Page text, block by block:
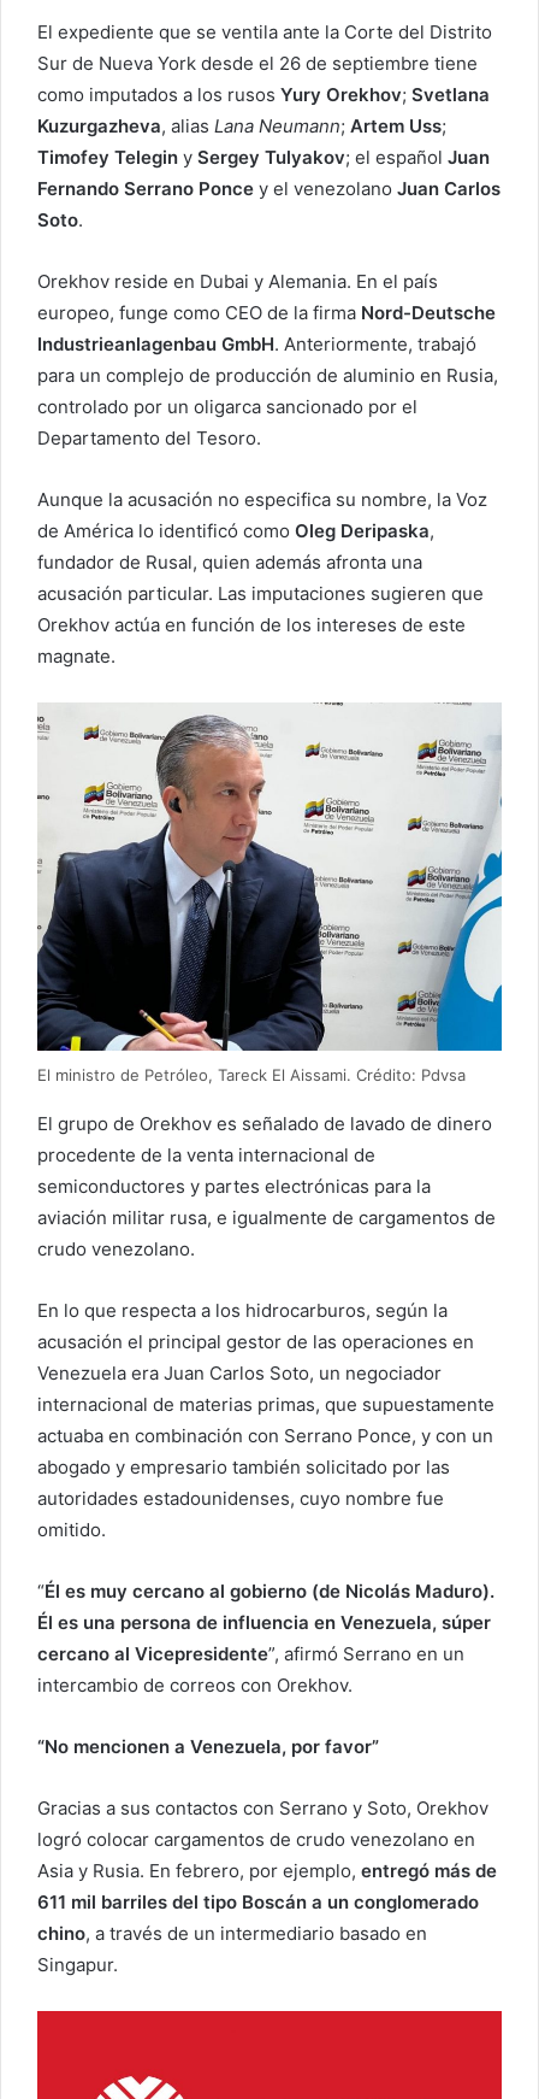
El expediente que se ventila ante la Corte del Distrito
Sur de Nueva York desde el 26 de septiembre tiene
como imputados a los rusos Yury Orekhov; Svetlana
Kuzurgazheva, alias Lana Neumann; Artem Uss;
Timofey Telegin y Sergey Tulyakov; el español Juan
Fernando Serrano Ponce y el venezolano Juan Carlos
Soto.
Orekhov reside en Dubai y Alemania. En el país
europeo, funge como CEO de la firma Nord-Deutsche
Industrieanlagenbau GmbH. Anteriormente, trabajó
para un complejo de producción de aluminio en Rusia,
controlado por un oligarca sancionado por el
Departamento del Tesoro.
Aunque la acusación no especifica su nombre, la Voz
de América lo identificó como Oleg Deripaska,
fundador de Rusal, quien además afronta una
acusación particular. Las imputaciones sugieren que
Orekhov actúa en función de los intereses de este
magnate.
El ministro de Petróleo, Tareck El Aissami. Crédito: Pdvsa
El grupo de Orekhov es señalado de lavado de dinero
procedente de la venta internacional de
semiconductores y partes electrónicas para la
aviación militar rusa, e igualmente de cargamentos de
crudo venezolano.
En lo que respecta a los hidrocarburos, según la
acusación el principal gestor de las operaciones en
Venezuela era Juan Carlos Soto, un negociador
internacional de materias primas, que supuestamente
actuaba en combinación con Serrano Ponce, y con un
abogado y empresario también solicitado por las
autoridades estadounidenses, cuyo nombre fue
omitido.
“Él es muy cercano al gobierno (de Nicolás Maduro).
Él es una persona de influencia en Venezuela, súper
cercano al Vicepresidente”, afirmó Serrano en un
intercambio de correos con Orekhov.
“No mencionen a Venezuela, por favor”
Gracias a sus contactos con Serrano y Soto, Orekhov
logró colocar cargamentos de crudo venezolano en
Asia y Rusia. En febrero, por ejemplo, entregó más de
611 mil barriles del tipo Boscán a un conglomerado
chino, a través de un intermediario basado en
Singapur.